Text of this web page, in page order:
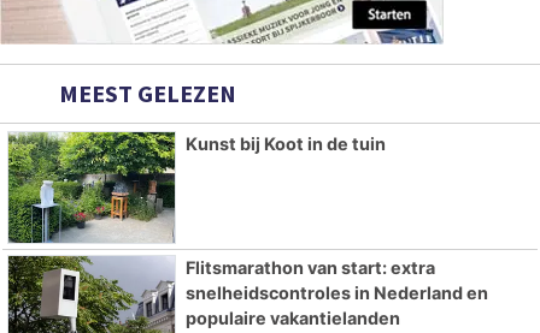
MEEST GELEZEN
Kunst bij Koot in de tuin
Flitsmarathon van start: extra
snelheidscontroles in Nederland en
populaire vakantielanden